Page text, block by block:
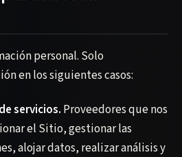
personal. Solo
en los siguientes casos:
servicios. Proveedores que nos
el Sitio, gestionar las
alojar datos, realizar análisis y